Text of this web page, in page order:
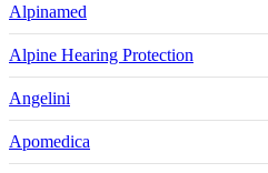
Alpinamed
Alpine Hearing Protection
Angelini
Apomedica